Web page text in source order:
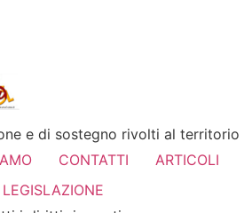
e di sostegno rivolti al territorio
CONTATTI
ARTICOLI
LEGISLAZIONE